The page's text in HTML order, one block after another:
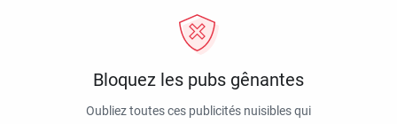
Bloquez les pubs gênantes
Oubliez toutes ces publicités nuisibles qui